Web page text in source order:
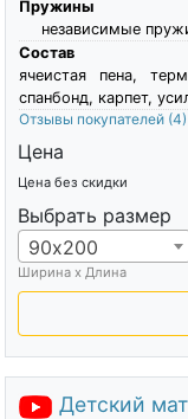
Пружины
независимые
Состав
ячеистая пена,
спанбонд, карпет,
Отзывы покупателей (4)
Цена
Цена без скидки
Выбрать размер
90х200
Ширина х Длина
Детский